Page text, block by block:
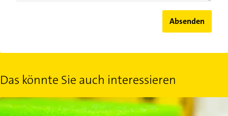
Absenden
Das könnte Sie auch interessieren
Mikrowellentrick: Wie Sie Putzlappen und Schwämme keimfrei